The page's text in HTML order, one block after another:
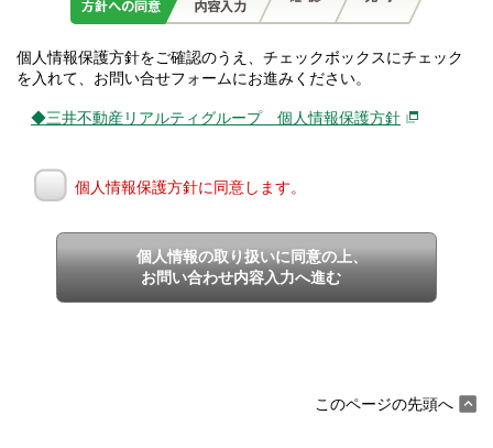
個人情報保護方針をご確認のうえ、チェックボックスにチェック
を入れて、お問い合せフォームにお進みください。
◆三井不動産リアルティグループ 個人情報保護方針
個人情報保護方針に同意します。
個人情報の取り扱いに同意の上、
お問い合わせ内容入力へ進む
このページの先頭へ